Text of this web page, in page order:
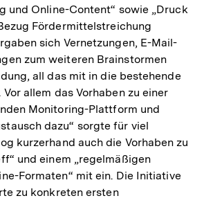
und Online-Content“ sowie „Druck
Fördermittelstreichung
sich Vernetzungen, E-Mail-
zum weiteren Brainstormen
all das mit in die bestehende
Vor allem das Vorhaben zu einer
Monitoring-Plattform und
dazu“ sorgte für viel
kurzerhand auch die Vorhaben zu
und einem „regelmäßigen
Formaten“ mit ein. Die Initiative
zu konkreten ersten